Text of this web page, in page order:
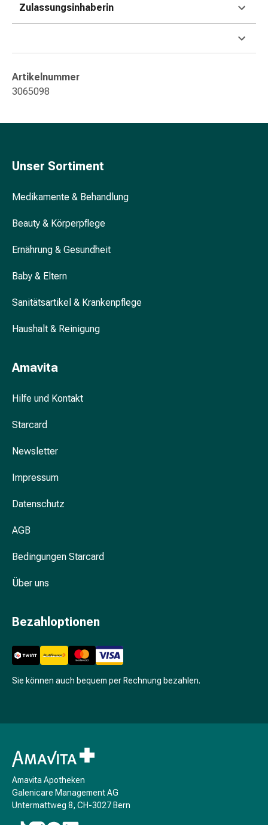
Schwitzen
Unreine
Akne
Komplementärmedizin
Gemmotherapie
Schüssler
Spagyrik
Niere,
Prostata
und
Blasenbeschwerden
Schmerzen
Fieber
&
Schlaf
Atemwege
Atemwegsbeschwerden
Infektion
Windpocken
Insekten
Parasiten
&
Zeckenschutz
Wurmmittel
Zulassungsinhaberin
Artikelnummer
3065098
Unser Sortiment
Medikamente & Behandlung
Beauty & Körperpflege
Ernährung & Gesundheit
Baby & Eltern
Sanitätsartikel & Krankenpflege
Haushalt & Reinigung
Amavita
Hilfe und Kontakt
Starcard
Newsletter
Impressum
Datenschutz
AGB
Bedingungen Starcard
Über uns
Bezahloptionen
Sie können auch bequem per Rechnung bezahlen.
Amavita Apotheken
Galenicare Management AG
Untermattweg 8, CH-3027 Bern